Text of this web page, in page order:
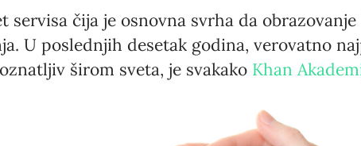
čija je osnovna svrha da
U poslednjih desetak godina, verovatno
širom sveta, je svakako Khan